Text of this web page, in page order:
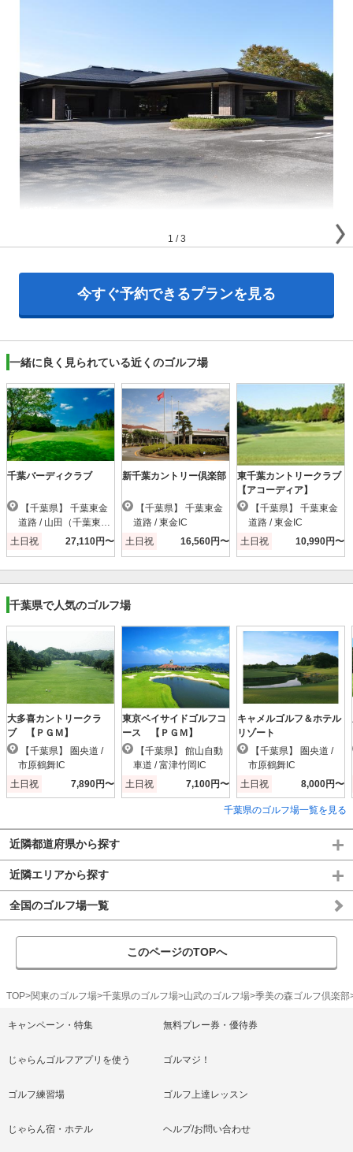
1 /3
今すぐ予約できるプランを見る
一緒に良く見られている近くのゴルフ場
千葉バーディクラブ
道路 / 山田（千葉東
金）IC
土日祝 27,110円〜
新千葉カントリー倶楽部
道路 / 東金IC
土日祝
16,560円〜
東千葉カントリークラブ
【アコーディア】
道路 / 東金IC
土日祝
10,990円〜
千葉県で人気のゴルフ場
大多喜カントリークラ
ブ 【ＰＧＭ】
市原鶴舞IC
土日祝
7,890円〜
東京ベイサイドゴルフコ
ース 【ＰＧＭ】
車道 / 富津竹岡IC
土日祝
7,100円〜
キャメルゴルフ＆ホテル
リゾート
市原鶴舞IC
土日祝
8,000円〜
千葉県のゴルフ場一覧を見る
近隣都道府県から探す
近隣エリアから探す
全国のゴルフ場一覧
このページのTOPへ
TOP 関東のゴルフ場 千葉県のゴルフ場 山武のゴルフ場 季美の森ゴルフ倶楽部
キャンペーン・特集 無料プレー券・優待券
じゃらんゴルフアプリを使う ゴルマジ！
ゴルフ練習場 ゴルフ上達レッスン
じゃらん宿・ホテル ヘルプ/お問い合わせ